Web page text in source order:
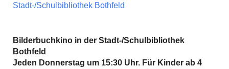
Stadt-/Schulbibliothek Bothfeld
Bilderbuchkino in der Stadt-/Schulbibliothek
Bothfeld
Jeden Donnerstag um 15:30 Uhr. Für Kinder ab 4